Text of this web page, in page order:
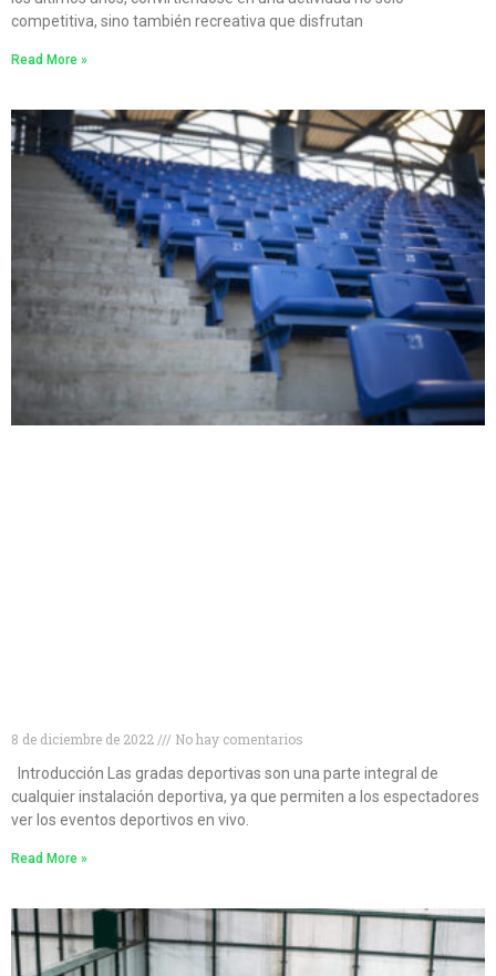
competitiva, sino también recreativa que disfrutan
Read More »
8 de diciembre de 2022
No hay comentarios
Introducción Las gradas deportivas son una parte integral de
cualquier instalación deportiva, ya que permiten a los espectadores
ver los eventos deportivos en vivo.
Read More »